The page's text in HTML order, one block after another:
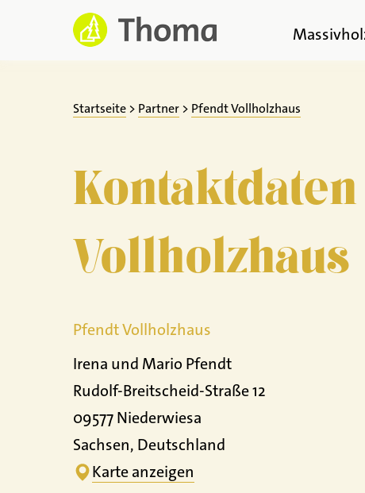
Startseite > Partner > Pfendt Vollholzhaus
Vollholzhaus
Pfendt Vollholzhaus
Irena und Mario Pfendt
Rudolf-Breitscheid-Straße 12
09577 Niederwiesa
Sachsen, Deutschland
Karte anzeigen